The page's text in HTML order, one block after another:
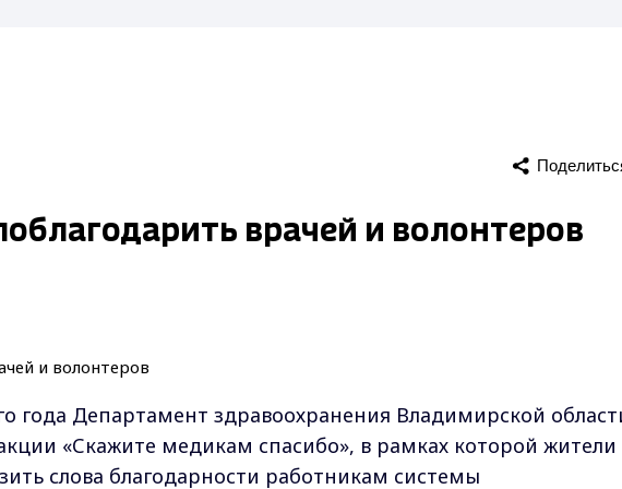
врачей и волонтеров
года Департамент здравоохранения Владимирской
«Скажите медикам спасибо», в рамках которой жители
слова благодарности работникам системы